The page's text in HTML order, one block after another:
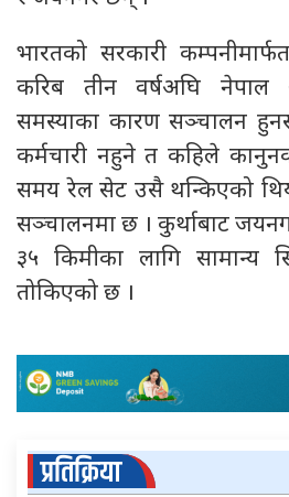
भारतको सरकारी
करिब तीन वर्षअघि नेपाल
समस्याका कारण सञ्चालन
कर्मचारी नहुने त कहिले
समय रेल सेट उसै थन्किएको
सञ्चालनमा छ । कुर्थाबाट
३५ किमीका लागि सामान्य
तोकिएको छ ।
प्रतिक्रिया